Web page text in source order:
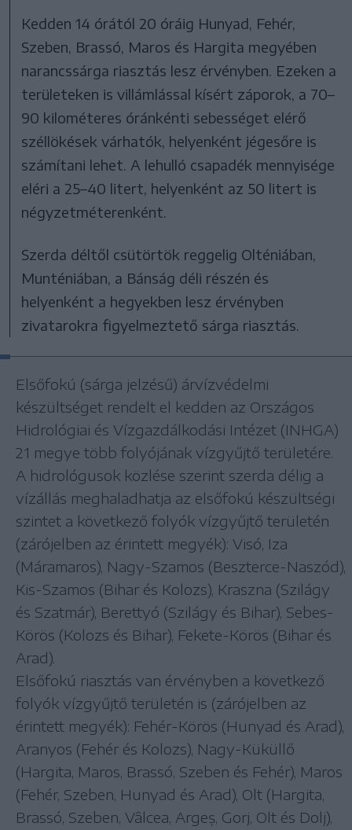
Kedden 14 órától 20 óráig Hunyad, Fehér,
Szeben, Brassó, Maros és Hargita megyében
narancssárga riasztás lesz érvényben. Ezeken a
területeken is villámlással kísért záporok, a 70–
90 kilométeres óránkénti sebességet elérő
széllökések várhatók, helyenként jégesőre is
számítani lehet. A lehulló csapadék mennyisége
eléri a 25–40 litert, helyenként az 50 litert is
négyzetméterenként.
Szerda déltől csütörtök reggelig Olténiában,
Munténiában, a Bánság déli részén és
helyenként a hegyekben lesz érvényben
zivatarokra figyelmeztető sárga riasztás.
Elsőfokú (sárga jelzésű) árvízvédelmi
készültséget rendelt el kedden az Országos
Hidrológiai és Vízgazdálkodási Intézet (INHGA)
21 megye több folyójának vízgyűjtő területére.
A hidrológusok közlése szerint szerda délig a
vízállás meghaladhatja az elsőfokú készültségi
szintet a következő folyók vízgyűjtő területén
(zárójelben az érintett megyék): Visó, Iza
(Máramaros), Nagy-Szamos (Beszterce-Naszód),
Kis-Szamos (Bihar és Kolozs), Kraszna (Szilágy
és Szatmár), Berettyó (Szilágy és Bihar), Sebes-
Körös (Kolozs és Bihar), Fekete-Körös (Bihar és
Arad).
Elsőfokú riasztás van érvényben a következő
folyók vízgyűjtő területén is (zárójelben az
érintett megyék): Fehér-Körös (Hunyad és Arad),
Aranyos (Fehér és Kolozs), Nagy-Küküllő
(Hargita, Maros, Brassó, Szeben és Fehér), Maros
(Fehér, Szeben, Hunyad és Arad), Olt (Hargita,
Brassó, Szeben, Vâlcea, Argeș, Gorj, Olt és Dolj),